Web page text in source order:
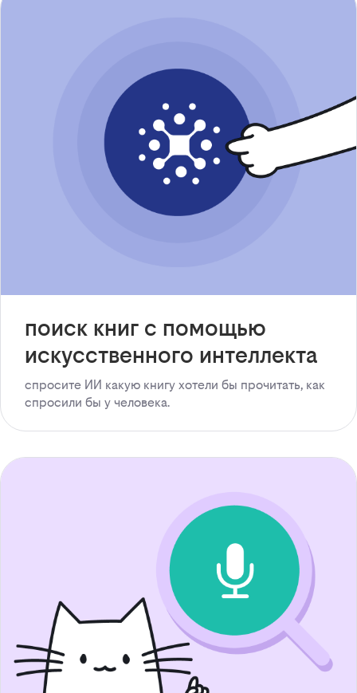
поиск книг с помощью
искусственного интеллекта
спросите ИИ какую книгу хотели бы прочитать, как
спросили бы у человека.